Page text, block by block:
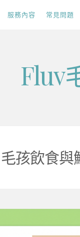
服務內容 常見問題
Fluv
毛孩飲食與